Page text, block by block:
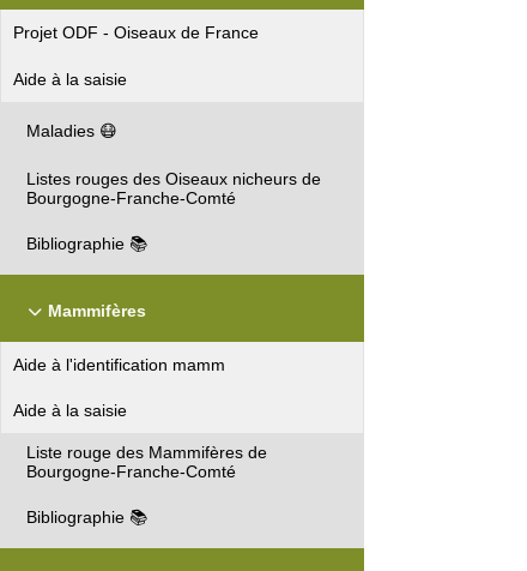
Projet ODF - Oiseaux de France
Aide à la saisie
Maladies 😷
Listes rouges des Oiseaux nicheurs de
Bourgogne-Franche-Comté
Bibliographie 📚
Mammifères
Aide à l'identification mamm
Aide à la saisie
Liste rouge des Mammifères de
Bourgogne-Franche-Comté
Bibliographie 📚